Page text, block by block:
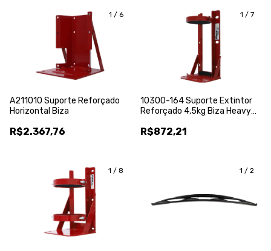
1 / 6
A211010 Suporte Reforçado
Horizontal Biza
R$2.367,76
1 / 7
10300-164 Suporte Extintor
Reforçado 4,5kg Biza Heavy
R$872,21
1 / 8 1 / 2